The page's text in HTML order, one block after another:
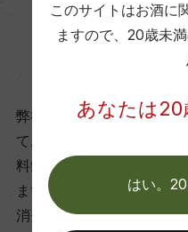
商品に関する
弊社は、酒類販売業免許
ております。
料飲店様には帳合酒販店
ます。
消費者様には酒販店様の
このサイトはお酒に
ますので、 20歳未
あなたは20
はい。20